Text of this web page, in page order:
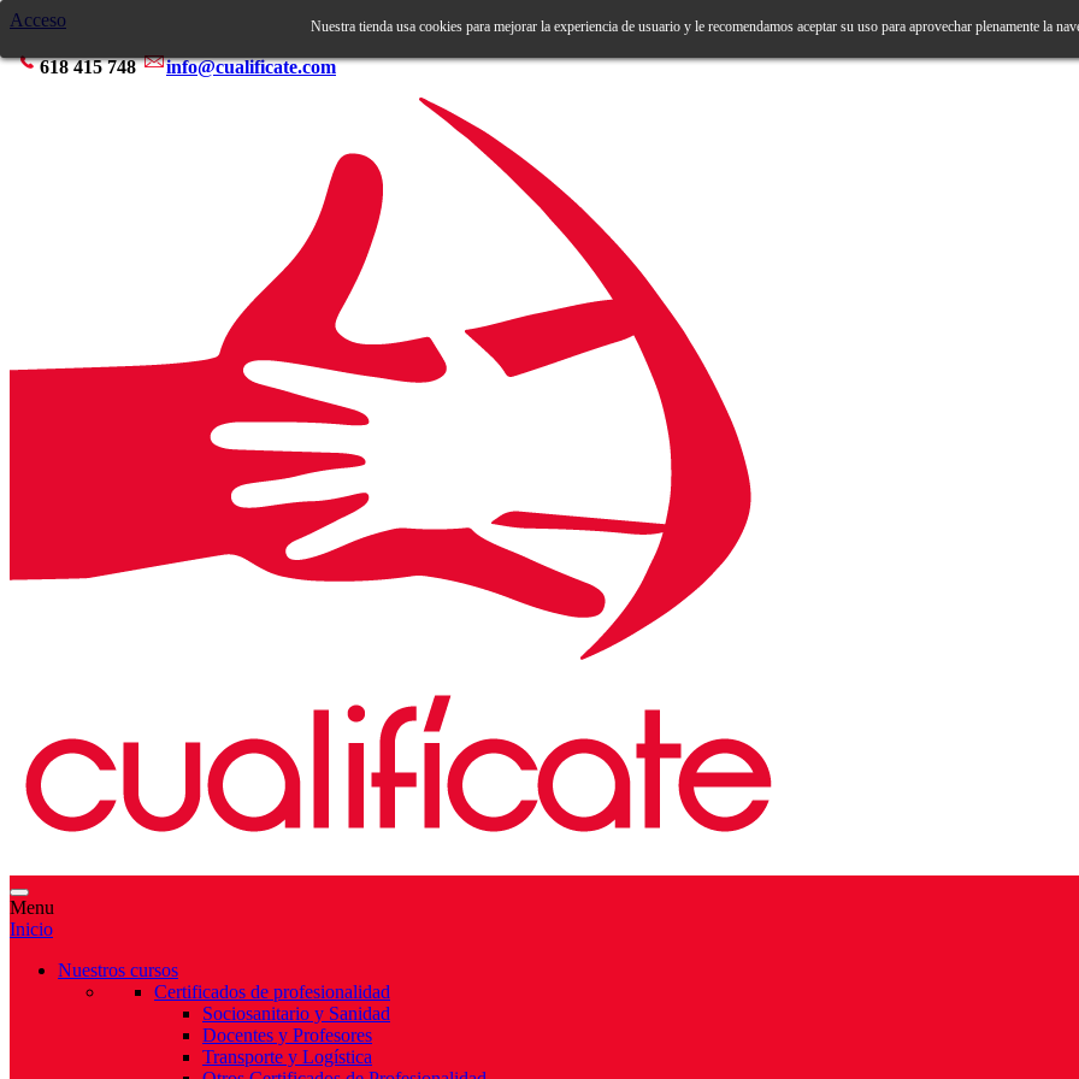
Acceso
618 415 748 info@cualificate.com
Nuestra tienda usa cookies para mejorar la experiencia de usuario y le recomendamos aceptar su uso para aprovechar plenamente la
Menu
Inicio
Nuestros cursos
Certificados de profesionalidad
Sociosanitario y Sanidad
Docentes y Profesores
Transporte y Logística